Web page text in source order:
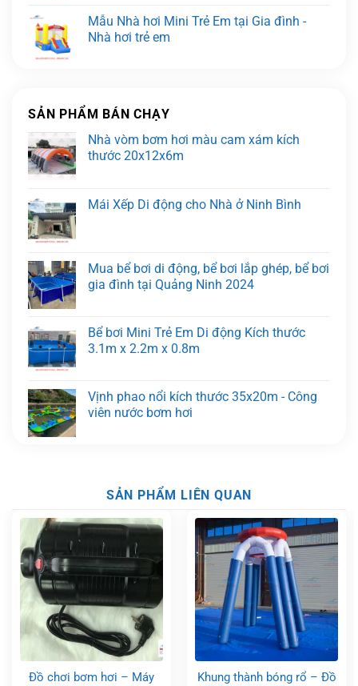
Mẫu Nhà hơi Mini Trẻ Em tại Gia đình -
Nhà hơi trẻ em
SẢN PHẨM BÁN CHẠY
Nhà vòm bơm hơi màu cam xám kích
thước 20x12x6m
Mái Xếp Di động cho Nhà ở Ninh Bình
Mua bể bơi di động, bể bơi lắp ghép, bể bơi
gia đình tại Quảng Ninh 2024
Bể bơi Mini Trẻ Em Di động Kích thước
3.1m x 2.2m x 0.8m
Vịnh phao nổi kích thước 35x20m - Công
viên nước bơm hơi
SẢN PHẨM LIÊN QUAN
Đồ chơi bơm hơi – Máy
Khung thành bóng rổ – Đồ